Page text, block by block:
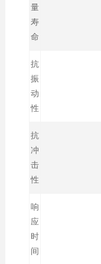
量
寿
命
抗
振
动
性
抗
冲
击
性
响
应
时
间